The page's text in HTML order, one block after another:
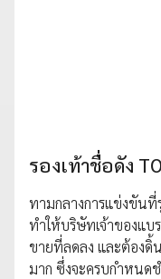
รองเท้าชื่อดัง
ทามกลางการแข่งขัน
ทำให้บริษัทเจ้าของแบ
ขายที่ลดลง และต้อง
มาก ซึ่งจะครบกำหนด